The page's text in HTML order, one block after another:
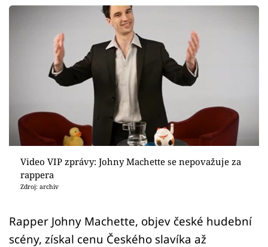
Sex a vztahy
Videa
Sledujte prima+
Přihlášení
Sledujte nás
Video VIP zprávy: Johny Machette se nepovažuje za
rappera
Zdroj: archiv
Rapper Johny Machette, objev české hudební
scény, získal cenu Českého slavíka až